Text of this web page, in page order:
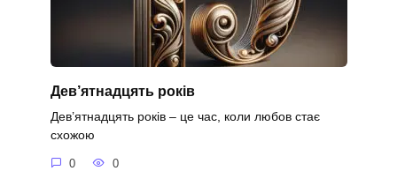
Дев’ятнадцять років
Дев’ятнадцять років – це час, коли любов стає
схожою
0 0